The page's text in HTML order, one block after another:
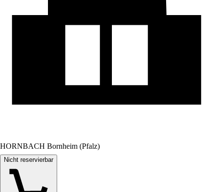
HORNBACH Bornheim (Pfalz)
Nicht reservierbar